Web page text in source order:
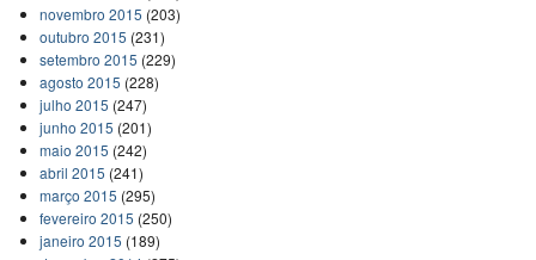
novembro 2015 (203)
outubro 2015 (231)
setembro 2015 (229)
agosto 2015 (228)
julho 2015 (247)
junho 2015 (201)
maio 2015 (242)
abril 2015 (241)
março 2015 (295)
fevereiro 2015 (250)
janeiro 2015 (189)